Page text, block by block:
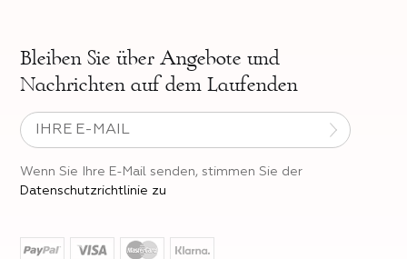
Bleiben Sie über Angebote und
Nachrichten auf dem Laufenden
Wenn Sie Ihre E-Mail senden, stimmen Sie der
Datenschutzrichtlinie zu